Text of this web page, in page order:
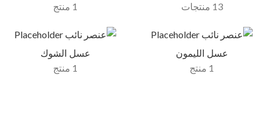
13 منتجات 1 منتج
عسل الليمون
1 منتج
عسل الشوك
1 منتج